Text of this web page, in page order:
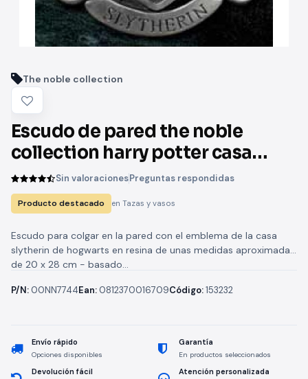
The noble collection
Escudo de pared the noble
collection harry potter casa
slytherin resina 20 x 28 cm
Sin valoracionesPreguntas respondidas
Producto destacado en Tazas y vasos
Escudo para colgar en la pared con el emblema de la casa
slytherin de hogwarts en resina de unas medidas aproximadas
de 20 x 28 cm - basado...
P/N: 00NN7744Ean: 0812370016709Código:153232
Envío rápido
Opciones disponibles
Garantía
En productos seleccionados
Devolución fácil Atención personalizada